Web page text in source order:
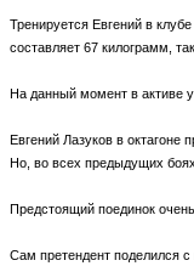
Тренируется Евгений в
составляет 67 килограмм,
На данный момент в активе
Евгений Лазуков в октагоне
Но, во всех предыдущих
Предстоящий поединок
Сам претендент поделился